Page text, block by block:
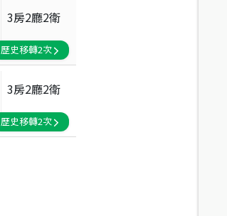
3房2廳2衛
歷史移轉2次
3房2廳2衛
歷史移轉2次